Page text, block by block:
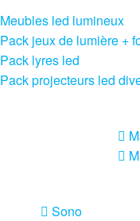
Meubles led lumineux
Pack jeux de lumière +
Pack lyres led
Pack projecteurs led
Sono